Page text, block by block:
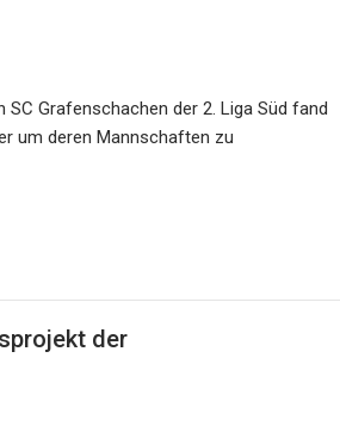
SC Grafenschachen der 2. Liga Süd fand
um deren Mannschaften zu
der